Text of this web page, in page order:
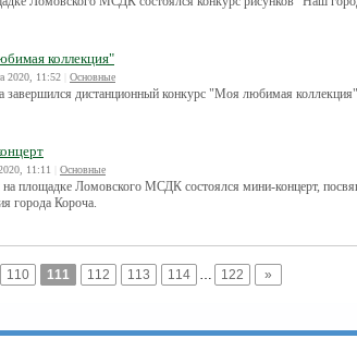
коллекция"
2020, 11:52 Основные
завершился дистанционный конкурс "Моя любимая
11:11 Основные
площадке Ломовского МСДК состоялся мини-концерт,
города Короча.
110 111 112 113 114 … 122 »